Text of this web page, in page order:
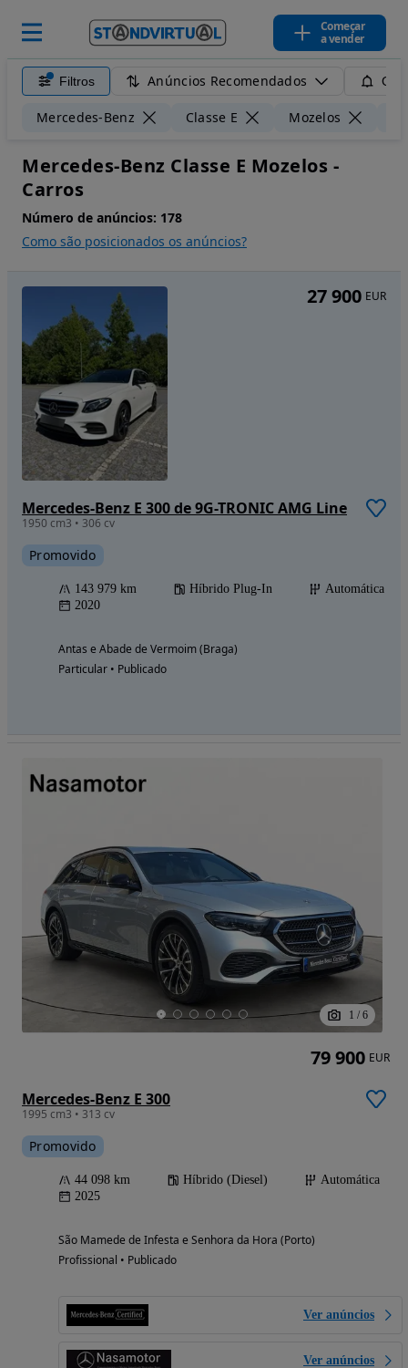
Começar
a vender
Filtros Anúncios Recomendados
Mercedes-Benz Classe E Mozelos
Mercedes-Benz Classe E Mozelos -
Carros
Número de anúncios: 178
Como são posicionados os anúncios?
Mercedes-Benz E 300 de 9G-TRONIC AMG Line
1950 cm3 • 306 cv
Promovido
143 979 km Híbrido Plug-In
Automática
2020
Antas e Abade de Vermoim (Braga)
Particular • Publicado
27 900 EUR
1 / 6
Mercedes-Benz E 300
1995 cm3 • 313 cv
Promovido
44 098 km Híbrido (Diesel)
Automática
2025
São Mamede de Infesta e Senhora da Hora (Porto)
Profissional • Publicado
Ver anúncios
Ver anúncios
79 900 EUR